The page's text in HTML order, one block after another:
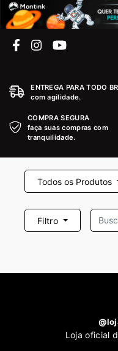
ENTREGA PARA TODO
com agilidade.
COMPRA SEGURA
faça suas compras com
tranquilidade.
Todos os Produtos
Filtro
Loja oficial